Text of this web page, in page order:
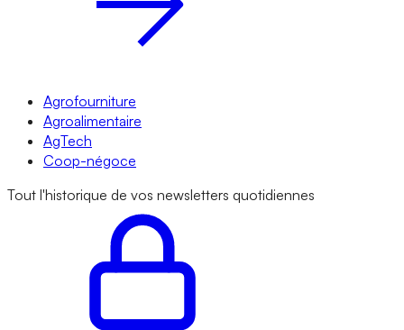
Agrofourniture
Agroalimentaire
AgTech
Coop-négoce
Tout l'historique de vos newsletters quotidiennes